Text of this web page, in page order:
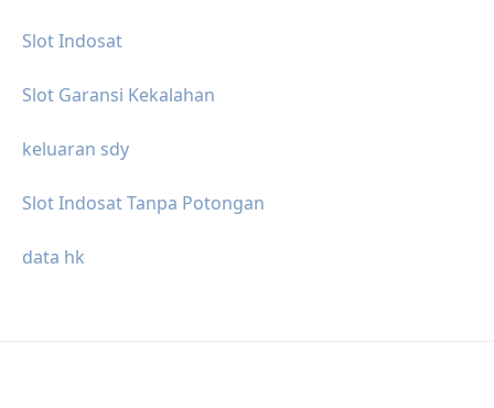
Slot Indosat
Slot Garansi Kekalahan
keluaran sdy
Slot Indosat Tanpa Potongan
data hk